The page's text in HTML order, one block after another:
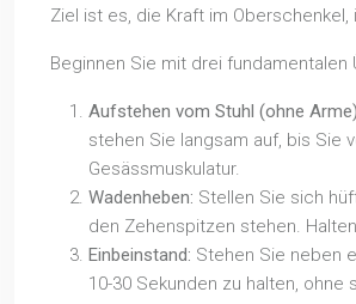
Ziel ist es, die Kraft im
Beginnen Sie mit drei fundamentalen
Aufstehen vom Stuhl (ohne
stehen Sie langsam auf, bis Sie
Gesässmuskulatur.
Wadenheben: Stellen Sie sich
den Zehenspitzen stehen.
Einbeinstand: Stehen Sie neben
10-30 Sekunden zu halten,